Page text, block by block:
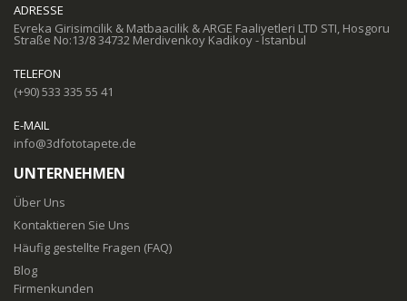
ADRESSE
Evreka Girisimcilik & Matbaacilik & ARGE Faaliyetleri LTD STI, Hosgoru
Straße No:13/8 34732 Merdivenkoy Kadikoy - Istanbul
TELEFON
(+90) 533 335 55 41
E-MAIL
info@3dfototapete.de
UNTERNEHMEN
Über Uns
Kontaktieren Sie Uns
Häufig gestellte Fragen (FAQ)
Blog
Firmenkunden